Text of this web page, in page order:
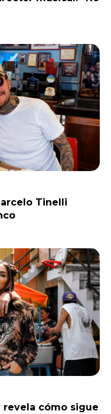
Tinelli
revela cómo sigue